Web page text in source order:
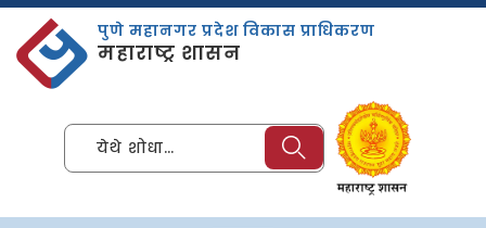
पुणे महानगर प्रदेश विकास प्राधिकरण
महाराष्ट्र शासन
येथे शोधा…